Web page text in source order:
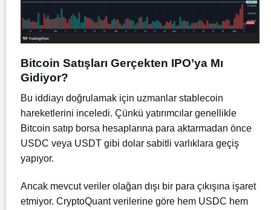
Bitcoin Satışları Gerçekten IPO’ya Mı
Gidiyor?
Bu iddiayı doğrulamak için uzmanlar stablecoin
hareketlerini inceledi. Çünkü yatırımcılar genellikle
Bitcoin satıp borsa hesaplarına para aktarmadan önce
USDC veya USDT gibi dolar sabitli varlıklara geçiş
yapıyor.
Ancak mevcut veriler olağan dışı bir para çıkışına işaret
etmiyor. CryptoQuant verilerine göre hem USDC hem